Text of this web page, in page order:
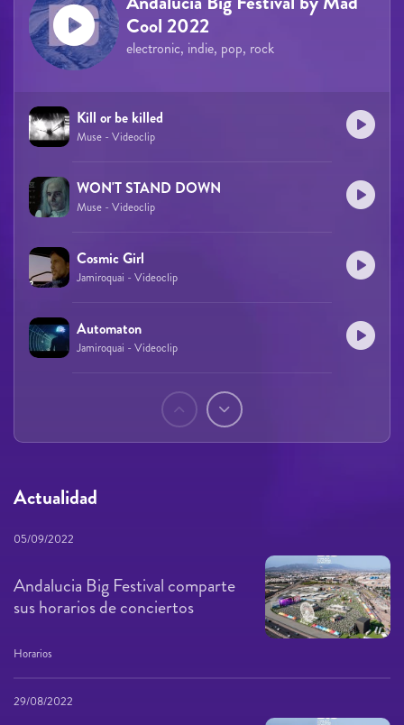
Cool 2022
electronic, indie, pop, rock
Kill or be killed
Muse - Videoclip
WON'T STAND DOWN
Muse - Videoclip
Cosmic Girl
Jamiroquai - Videoclip
Automaton
Jamiroquai - Videoclip
Actualidad
05/09/2022
Andalucia Big Festival comparte
sus horarios de conciertos
Horarios
29/08/2022